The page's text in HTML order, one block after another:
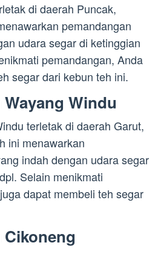
di daerah Puncak,
pemandangan
udara segar di ketinggian
pemandangan, Anda
segar dari kebun teh ini.
Windu
terletak di daerah Garut,
ini menawarkan
indah dengan udara segar
Selain menikmati
dapat membeli teh segar
Cikoneng